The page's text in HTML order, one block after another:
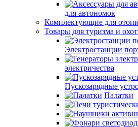
для автономок
Комплектующие для
Товары для туризма и
Электростанции
электричества
Пускозарядные
Палатки